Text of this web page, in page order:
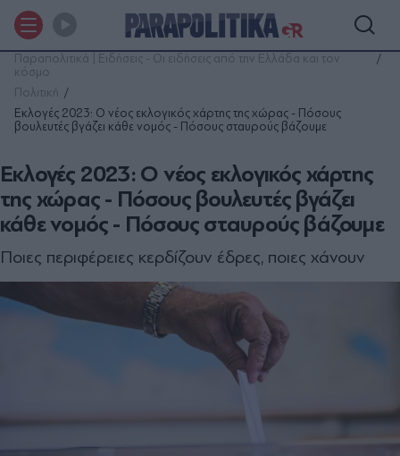
Παραπολιτικά | Ειδήσεις - Οι ειδήσεις από την Ελλάδα και τον
κόσμο
Πολιτική
Εκλογές 2023: Ο νέος εκλογικός χάρτης της χώρας - Πόσους
βουλευτές βγάζει κάθε νομός - Πόσους σταυρούς βάζουμε
Εκλογές 2023: Ο νέος εκλογικός χάρτης
της χώρας - Πόσους βουλευτές βγάζει
κάθε νομός - Πόσους σταυρούς βάζουμε
Ποιες περιφέρειες κερδίζουν έδρες, ποιες χάνουν